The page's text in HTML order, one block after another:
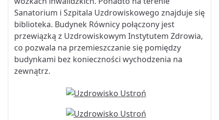
Sanatorium i Szpitala Uzdrowiskowego znajduje się
biblioteka. Budynek Równicy połączony jest
przewiązką z Uzdrowiskowym Instytutem Zdrowia,
co pozwala na przemieszczanie się pomiędzy
budynkami bez konieczności wychodzenia na
zewnątrz.